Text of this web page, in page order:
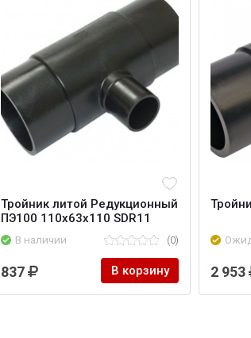
Тройник литой Редукционный
ПЭ100 110х63х110 SDR11
В наличии (0)
837 В корзину 2 953